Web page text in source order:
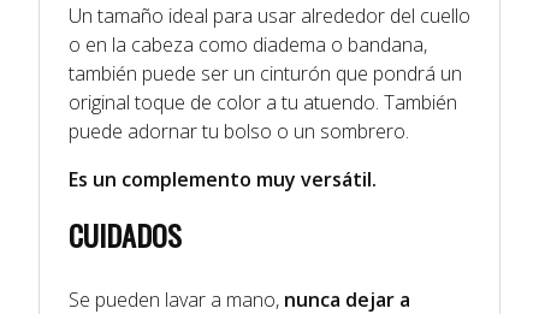
Un tamaño ideal para usar alrededor del cuello
o en la cabeza como diadema o bandana,
también puede ser un cinturón que pondrá un
original toque de color a tu atuendo. También
puede adornar tu bolso o un sombrero.
Es un complemento muy versátil.
CUIDADOS
Se pueden lavar a mano, nunca dejar a